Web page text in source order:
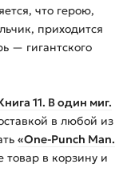
что герою,
приходится
— гигантского
11. В один миг.
в любой из
«One-Punch Man.
товар в корзину и